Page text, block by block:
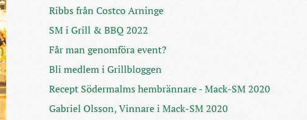
Ribbs från Costco Arninge
SM i Grill & BBQ 2022
Får man genomföra event?
Bli medlem i Grillbloggen
Recept Södermalms hembrännare - Mack-SM 2020
Gabriel Olsson, Vinnare i Mack-SM 2020